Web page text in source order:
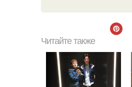
Читайте также